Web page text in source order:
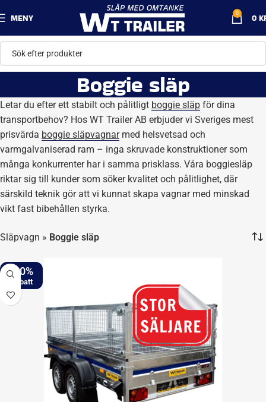
MENY 0 0
Boggie släp
Letar du efter ett stabilt och pålitligt boggie släp för dina
transportbehov? Hos WT Trailer AB erbjuder vi Sveriges mest
prisvärda boggie släpvagnarmed helsvetsad och
varmgalvaniserad ram – inga skruvade konstruktioner som
många konkurrenter har i samma prisklass. Våra boggiesläp
riktar sig till kunder som söker kvalitet och pålitlighet, där
särskild teknik gör att vi kunnat skapa vagnar med minskad
vikt fast bibehållen styrka.
Släpvagn » Boggie släp
-20%